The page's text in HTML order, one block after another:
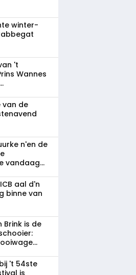
winter-
't
Wannes
van de
n'en de
vandaag...
aal d'n
binne van
Brink is de
't 54ste
is